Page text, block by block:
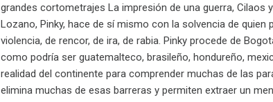
grandes cortometrajes La impresión de una guerra,
Lozano, Pinky, hace de sí mismo con la solvencia de
violencia, de rencor, de ira, de rabia. Pinky procede de
como podría ser guatemalteco, brasileño, hondureño,
realidad del continente para comprender muchas de las
elimina muchas de esas barreras y permiten extraer un